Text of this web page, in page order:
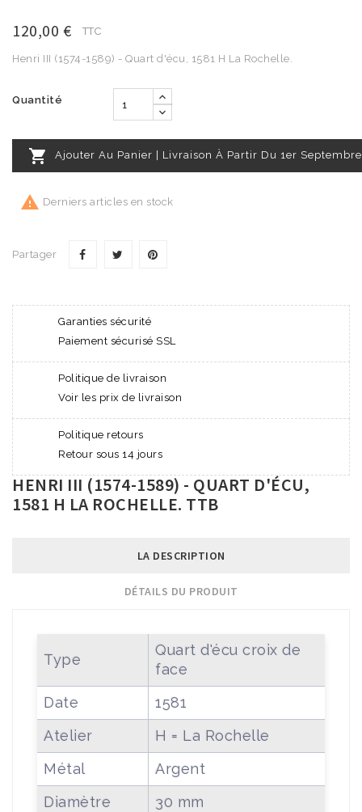
120,00 € TTC
Henri III (1574-1589) - Quart d'écu, 1581 H La Rochelle.
Quantité
 Ajouter Au Panier | Livraison À Partir Du 1er Septembre
 Derniers articles en stock
Partager
Garanties sécurité
Paiement sécurisé SSL
Politique de livraison
Voir les prix de livraison
Politique retours
Retour sous 14 jours
HENRI III (1574-1589) - QUART D'ÉCU,
1581 H LA ROCHELLE. TTB
LA DESCRIPTION
DÉTAILS DU PRODUIT
Type
Quart d'écu croix de
face
Date
1581
Atelier
H = La Rochelle
Métal
Argent
Diamètre
30 mm